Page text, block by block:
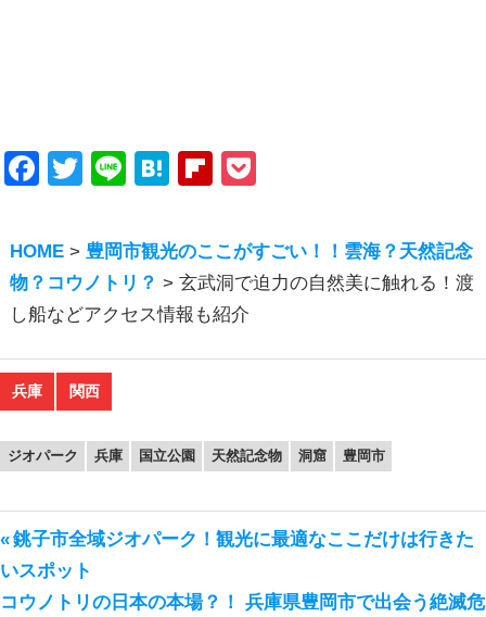
Facebook
Twitter
LineHatenaFlipboard
HOME> 豊岡市観光のここがすごい！！雲海？天然記念
物？コウノトリ？ > 玄武洞で迫力の自然美に触れる！渡
し船などアクセス情報も紹介
兵庫 関西
ジオパーク 兵庫 国立公園 天然記念物 洞窟 豊岡市
投
稿
前
の
投
銚子市全域ジオパーク！観光に最適なここだけは行きた
いスポット
次
コウノトリの日本の本場？！ 兵庫県豊岡市で出会う絶滅危